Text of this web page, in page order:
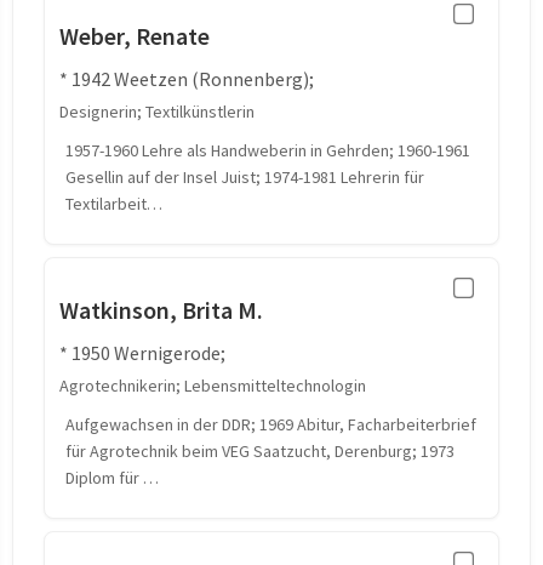
Weber, Renate
* 1942 Weetzen (Ronnenberg);
Designerin; Textilkünstlerin
1957-1960 Lehre als Handweberin in Gehrden; 1960-1961
Gesellin auf der Insel Juist; 1974-1981 Lehrerin für
Textilarbeit…
Watkinson, Brita M.
* 1950 Wernigerode;
Agrotechnikerin; Lebensmitteltechnologin
Aufgewachsen in der DDR; 1969 Abitur, Facharbeiterbrief
für Agrotechnik beim VEG Saatzucht, Derenburg; 1973
Diplom für …